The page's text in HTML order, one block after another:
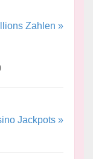
Zahlen »
Jackpots »